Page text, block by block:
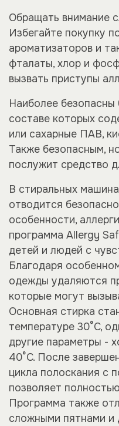
Обращать внимание
Избегайте покупку
ароматизаторов и
фталаты, хлор и
вызвать приступы
Наиболее
составе которых
или сахарные ПАВ,
Также безопасным,
послужит средство
В стиральных
отводится
особенности,
программа Allergy
детей и людей с
Благодаря
одежды удаляются
которые могут
Основная стирка
температуре 30°C,
другие параметры -
40°C. После
цикла полоскания с
позволяет
Программа также
сложными пятнами и